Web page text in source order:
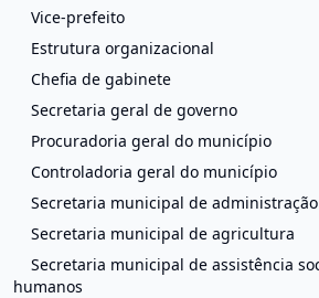
Vice-prefeito
Estrutura organizacional
Chefia de gabinete
Secretaria geral de governo
Procuradoria geral do município
Controladoria geral do município
Secretaria municipal de
Secretaria municipal de agricultura
Secretaria municipal de assistência
humanos